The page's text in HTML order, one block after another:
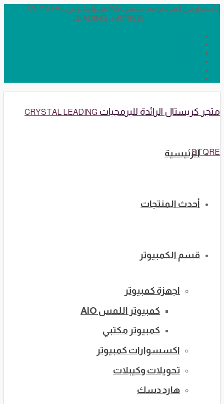
الأسعار في الموقع بعد خصم 50% مرحبا بكم في CRYSTAL
LEADING
90111935
متجر كريستال الرائدة للبرمجيات CRYSTAL LEADING
STOREالرئيسية
أحدث المنتجات
قسم الكمبيوتر
اجهزة كمبيوتر
كمبيوتر اللمس AIO
كمبيوتر مكتبي
اكسسوارات كمبيوتر
تحويلات وكيبلات
هارد دسك